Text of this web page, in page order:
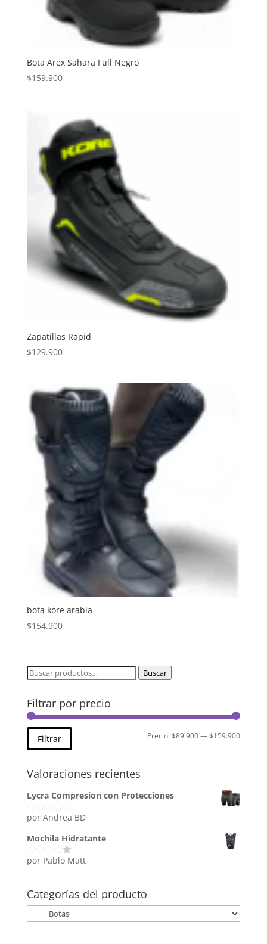
Bota Arex Sahara Full Negro
$159.900
Zapatillas Rapid
$129.900
bota kore arabia
$154.900
Buscar
Buscar
Filtrar por precio
Precio
Precio
Filtrar Precio:$89.900—$159.900
Valoraciones recientes
Lycra Compresion con Protecciones
Valorado
por Andrea BD
Mochila Hidratante
Valorado
por Pablo Matt
Categorías del producto